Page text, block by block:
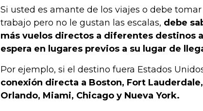
Si usted es amante de los viajes o debe
trabajo pero no le gustan las escalas, debe
más vuelos directos a diferentes destinos
espera en lugares previos a su lugar de
Por ejemplo, si el destino fuera Estados
conexión directa a Boston, Fort
Orlando, Miami, Chicago y Nueva York.